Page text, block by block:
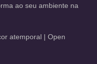
ao seu ambiente na
atemporal | Open